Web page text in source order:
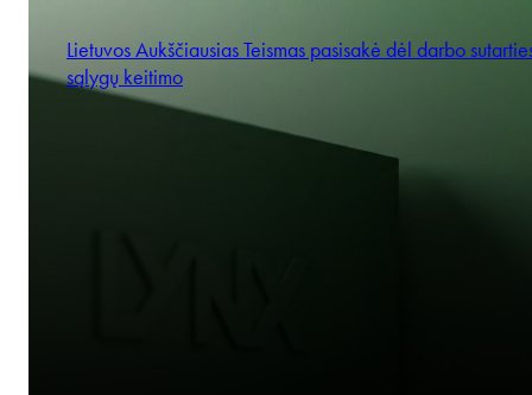
Lietuvos Aukščiausias Teismas pasisakė dėl darbo
sąlygų keitimo